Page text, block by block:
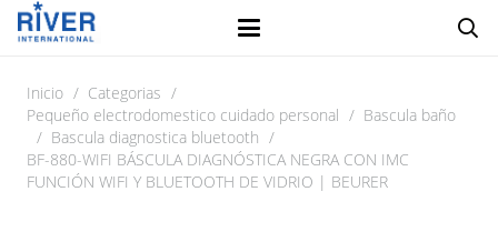
Inicio / Categorias /
Pequeño electrodomestico cuidado personal / Bascula baño
/ Bascula diagnostica bluetooth /
BF-880-WIFI BÁSCULA DIAGNÓSTICA NEGRA CON IMC
FUNCIÓN WIFI Y BLUETOOTH DE VIDRIO | BEURER